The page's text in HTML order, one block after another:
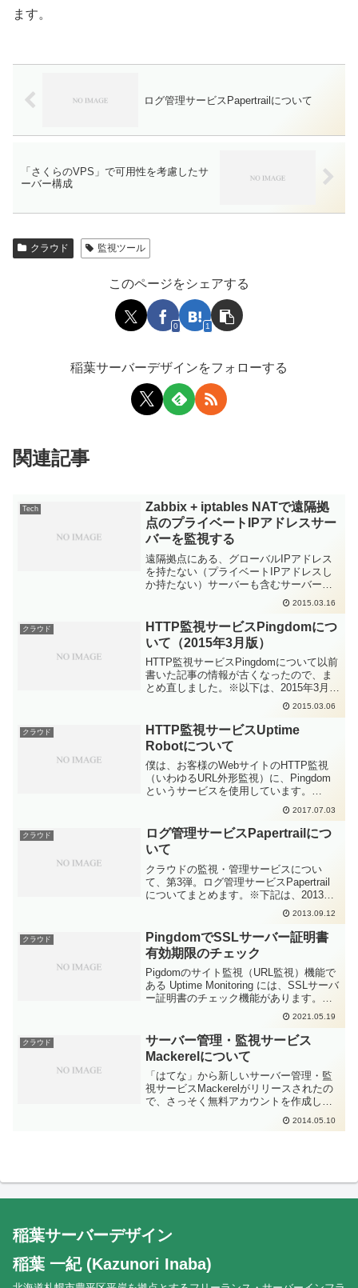
ます。
ログ管理サービスPapertrailについて
「さくらのVPS」で可用性を考慮したサ
ーバー構成
クラウド 監視ツール
このページをシェアする
0 1
稲葉サーバーデザインをフォローする
関連記事
Tech
Zabbix + iptables NATで遠隔拠
点のプライベートIPアドレスサー
バーを監視する
遠隔拠点にある、グローバルIPアドレス
を持たない（プライベートIPアドレスし
か持たない）サーバーも含むサーバー群
をZabbixで監視する場合、拠点ごとに
Zabbix Proxyを設置するのが一般的だと
思います。（参考）・SCSK ZABBI...
2015.03.16
クラウド
HTTP監視サービスPingdomにつ
いて（2015年3月版）
HTTP監視サービスPingdomについて以前
書いた記事の情報が古くなったので、ま
とめ直しました。※以下は、2015年3月末
時点の情報です。Pingdomの機能
Pingdomは、Webサイト・サービスに対
してHTTP(S)によるヘルスチェッ...
2015.03.06
クラウド
HTTP監視サービスUptime
Robotについて
僕は、お客様のWebサイトのHTTP監視
（いわゆるURL外形監視）に、Pingdom
というサービスを使用しています。
Pingdomについは、以前にこのブログで
も紹介しました。・HTTP監視サービス
Pingdomについて（2015年3月版）P...
2017.07.03
クラウド
ログ管理サービスPapertrailにつ
いて
クラウドの監視・管理サービスについ
て、第3弾。ログ管理サービスPapertrail
についてまとめます。※下記は、2013年8
月末時点の情報です。（2013.9.9追記）
「ログの転送は、Syslog UDPで行いま
す。ログの内容が平文で送信さ...
2013.09.12
クラウド
PingdomでSSLサーバー証明書
有効期限のチェック
Pigdomのサイト監視（URL監視）機能で
ある Uptime Monitoring には、SSLサーバ
ー証明書のチェック機能があります。・
Certificate monitoring in Uptime checks -
2021.05.19
クラウド
サーバー管理・監視サービス
Mackerelについて
「はてな」から新しいサーバー管理・監
視サービスMackerelがリリースされたの
で、さっそく無料アカウントを作成して
試してみました。また、同じような監視
サービスNew Relicと比べてみました。・
2014.05.10
稲葉サーバーデザイン
稲葉 一紀 (Kazunori Inaba)